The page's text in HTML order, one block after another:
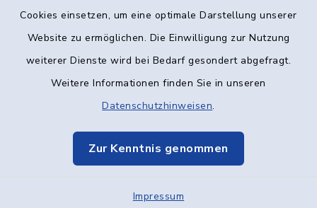
Cookies einsetzen, um eine optimale Darstellung unserer
Website zu ermöglichen. Die Einwilligung zur Nutzung
weiterer Dienste wird bei Bedarf gesondert abgefragt.
Weitere Informationen finden Sie in unseren
Datenschutzhinweisen.
Zur Kenntnis genommen
Impressum
Kontakt
Datenschutz
Elektronische Kommunikation
Sitemap